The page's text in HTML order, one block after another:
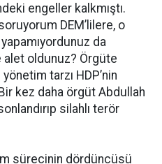
engeller kalkmıştı.
DEM’lilere, o
da
oldunuz? Örgüte
tarzı HDP’nin
kez daha örgüt Abdullah
silahlı terör
sürecinin dördüncüsü